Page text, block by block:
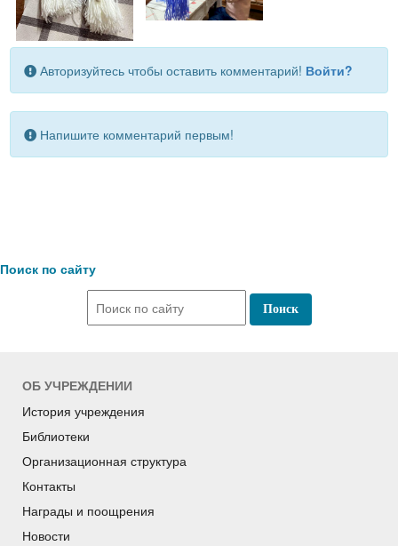
Авторизуйтесь чтобы оставить комментарий! Войти?
Напишите комментарий первым!
Поиск по сайту
ОБ УЧРЕЖДЕНИИ
История учреждения
Библиотеки
Организационная структура
Контакты
Награды и поощрения
Новости